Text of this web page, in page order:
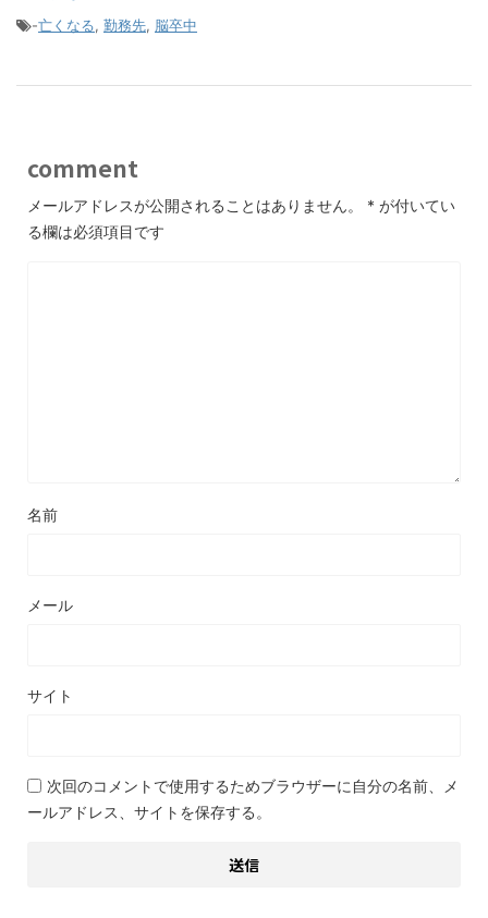
-亡くなる, 勤務先, 脳卒中
comment
メールアドレスが公開されることはありません。 * が付いてい
る欄は必須項目です
名前
メール
サイト
次回のコメントで使用するためブラウザーに自分の名前、メ
ールアドレス、サイトを保存する。